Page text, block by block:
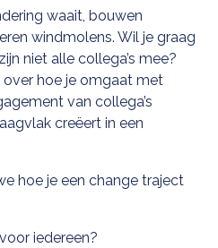
waait, bouwen
windmolens. Wil je graag
niet alle collega’s mee?
over hoe je omgaat met
van collega’s
creëert in een
hoe je een change traject
iedereen?